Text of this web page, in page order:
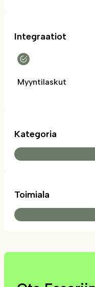
Integraatiot
Myyntilaskut
Kategoria
Toimiala